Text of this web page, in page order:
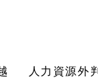
人力資源外